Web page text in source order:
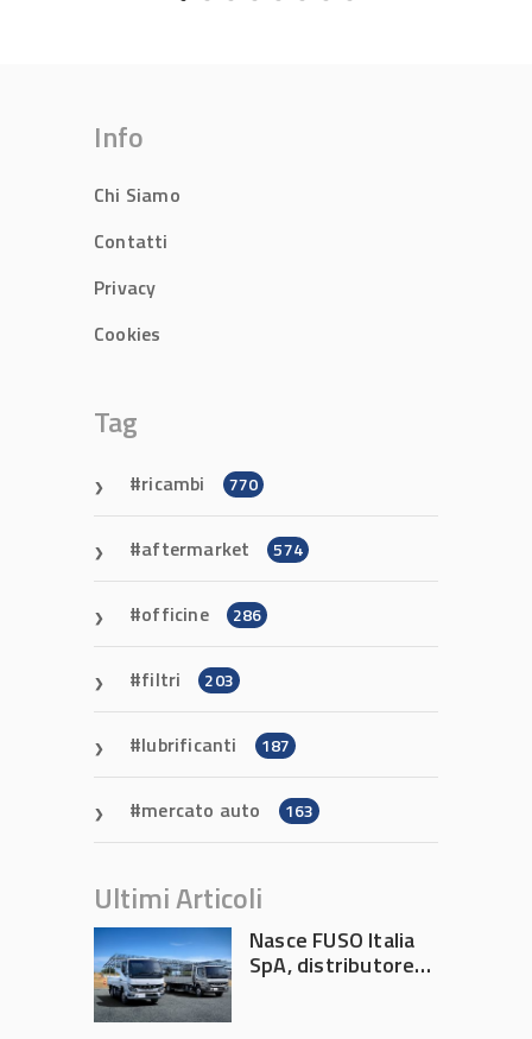
Info
Chi Siamo
Contatti
Privacy
Cookies
Tag
ricambi 770
aftermarket 574
officine 286
filtri 203
lubrificanti 187
mercato auto 163
Ultimi Articoli
Nasce FUSO Italia
SpA, distributore